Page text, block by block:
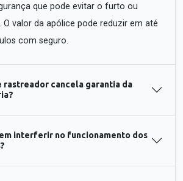
que pode evitar o furto ou
valor da apólice pode reduzir em até
com seguro.
rastreador cancela garantia da
interferir no funcionamento dos